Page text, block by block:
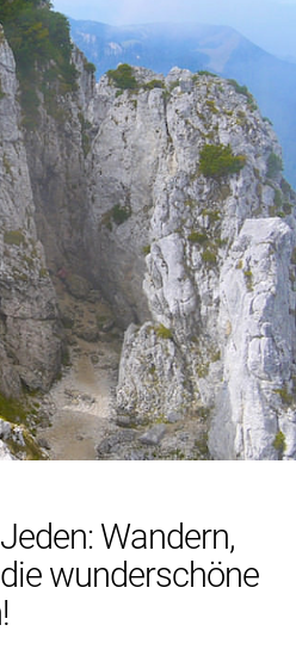
Wandern,
wunderschöne